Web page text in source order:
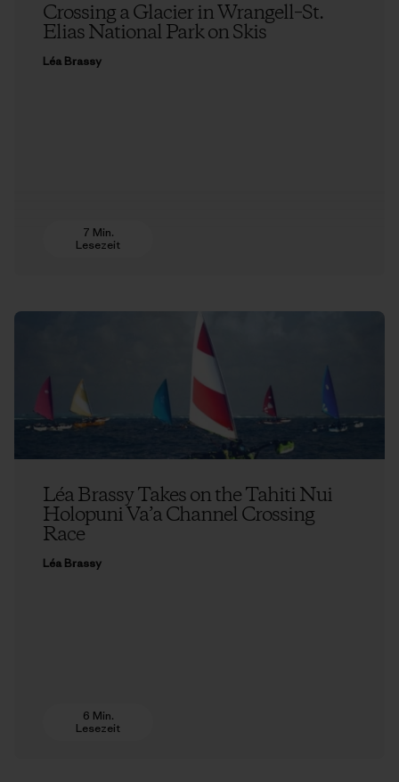
Crossing a Glacier in Wrangell–St.
Elias National Park on Skis
Léa Brassy
7 Min.
Lesezeit
Léa Brassy Takes on the Tahiti Nui
Holopuni Va’a Channel Crossing
Race
Léa Brassy
6 Min.
Lesezeit